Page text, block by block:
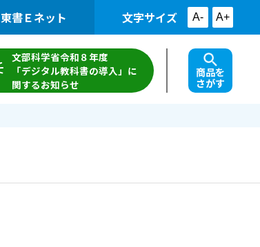
東書Ｅネット 文字サイズ A- A+
文部科学省令和８年度
「デジタル教科書の導入」に
関するお知らせ
商品を
さがす